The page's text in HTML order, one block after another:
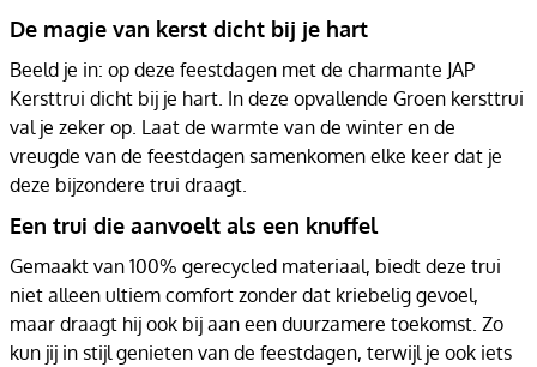
De magie van kerst dicht bij je hart
Beeld je in: op deze feestdagen met de charmante JAP
Kersttrui dicht bij je hart. In deze opvallende Groen kersttrui
val je zeker op. Laat de warmte van de winter en de
vreugde van de feestdagen samenkomen elke keer dat je
deze bijzondere trui draagt.
Een trui die aanvoelt als een knuffel
Gemaakt van 100% gerecycled materiaal, biedt deze trui
niet alleen ultiem comfort zonder dat kriebelig gevoel,
maar draagt hij ook bij aan een duurzamere toekomst. Zo
kun jij in stijl genieten van de feestdagen, terwijl je ook iets